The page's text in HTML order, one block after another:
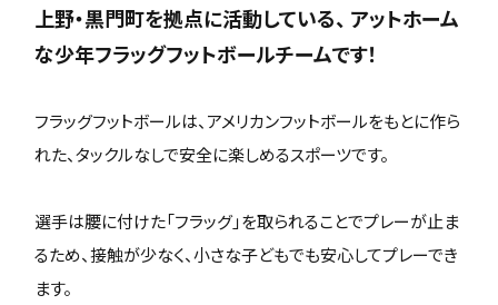
上野・黒門町を拠点に活動している、 アットホーム
な少年フラッグフットボールチームです！
フラッグフットボールは、アメリカンフットボールをもとに作ら
れた、タックルなしで安全に楽しめるスポーツです。
選手は腰に付けた「フラッグ」を取られることでプレーが止ま
るため、接触が少なく、小さな子どもでも安心してプレーでき
ます。